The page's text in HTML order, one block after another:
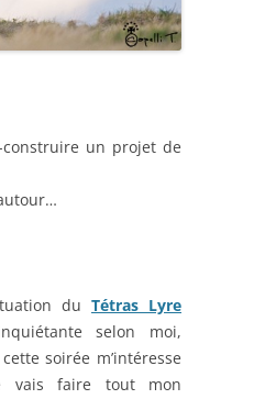
construire un projet de
du Tétras Lyre
selon moi,
soirée m’intéresse
vais faire tout mon